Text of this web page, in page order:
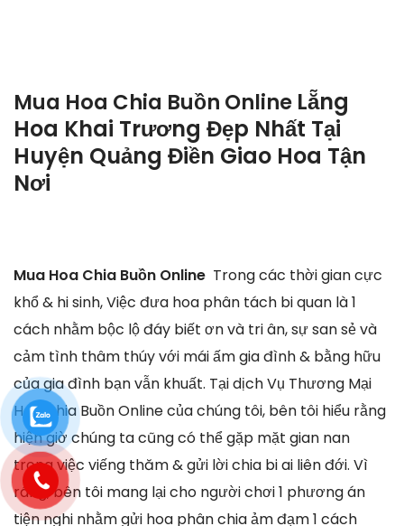
Mua Hoa Chia Buồn Online Lẵng
Hoa Khai Trương Đẹp Nhất Tại
Huyện Quảng Điền Giao Hoa Tận
Nơi
Mua Hoa Chia Buồn Online Trong các thời gian cực
khổ & hi sinh, Việc đưa hoa phân tách bi quan là 1
cách nhằm bộc lộ đáy biết ơn và tri ân, sự san sẻ và
cảm tình thâm thúy với mái ấm gia đình & bằng hữu
của gia đình bạn vẫn khuất. Tại dịch Vụ Thương Mại
Hoa Chia Buồn Online của chúng tôi, bên tôi hiểu rằng
hiện giờ chúng ta cũng có thể gặp mặt gian nan
trong việc viếng thăm & gửi lời chia bi ai liên đới. Vì
ráng, bên tôi mang lại cho người chơi 1 phương án
tiện nghi nhằm gửi hoa phân chia ảm đạm 1 cách